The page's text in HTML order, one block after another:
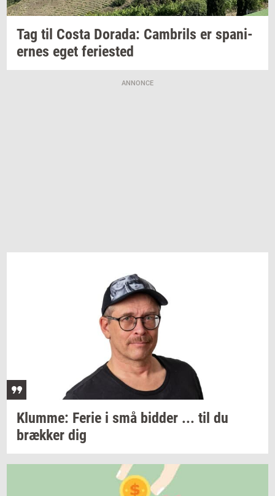
Tag til Costa Dora­da: Cam­brils er spa­ni­
er­nes eget fe­ri­e­sted
ANNONCE
Klum­me: Ferie i små bid­der ... til du
bræk­ker dig